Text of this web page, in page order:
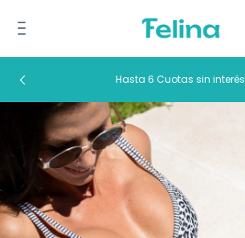
Hasta 6 Cuotas sin interés